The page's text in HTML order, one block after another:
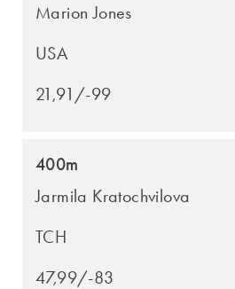
Marion Jones
USA
21,91/-99
400m
Jarmila Kratochvilova
TCH
47,99/-83